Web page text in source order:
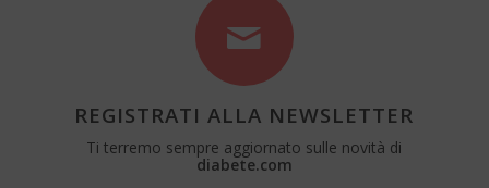
REGISTRATI ALLA NEWSLETTER
Ti terremo sempre aggiornato sulle novità di
diabete.com